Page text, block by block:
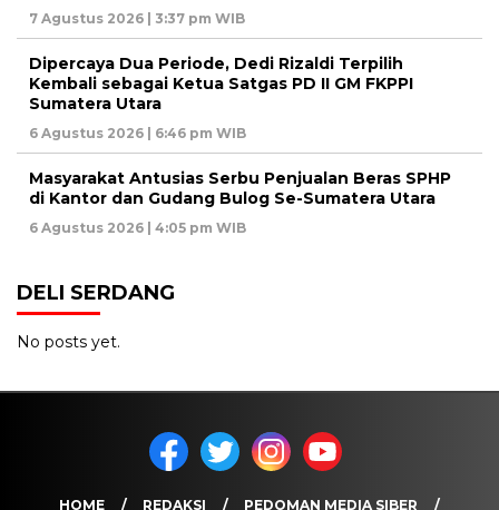
7 Agustus 2026 | 3:37 pm WIB
Dipercaya Dua Periode, Dedi Rizaldi Terpilih
Kembali sebagai Ketua Satgas PD II GM FKPPI
Sumatera Utara
6 Agustus 2026 | 6:46 pm WIB
Masyarakat Antusias Serbu Penjualan Beras SPHP
di Kantor dan Gudang Bulog Se-Sumatera Utara
6 Agustus 2026 | 4:05 pm WIB
DELI SERDANG
No posts yet.
HOME REDAKSI PEDOMAN MEDIA SIBER